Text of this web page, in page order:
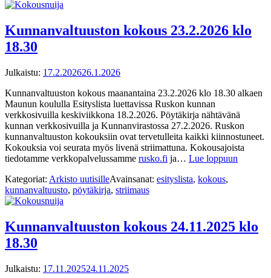
Kunnanvaltuuston kokous 23.2.2026 klo
18.30
Julkaistu: 17.2.202626.1.2026
Kunnanvaltuuston kokous maanantaina 23.2.2026 klo 18.30 alkaen
Maunun koululla Esityslista luettavissa Ruskon kunnan
verkkosivuilla keskiviikkona 18.2.2026. Pöytäkirja nähtävänä
kunnan verkkosivuilla ja Kunnanvirastossa 27.2.2026. Ruskon
kunnanvaltuuston kokouksiin ovat tervetulleita kaikki kiinnostuneet.
Kokouksia voi seurata myös livenä striimattuna. Kokousajoista
tiedotamme verkkopalvelussamme rusko.fi ja… Lue loppuun
Kategoriat: Arkisto uutisilleAvainsanat: esityslista, kokous,
kunnanvaltuusto, pöytäkirja, striimaus
Kunnanvaltuuston kokous 24.11.2025 klo
18.30
Julkaistu: 17.11.202524.11.2025